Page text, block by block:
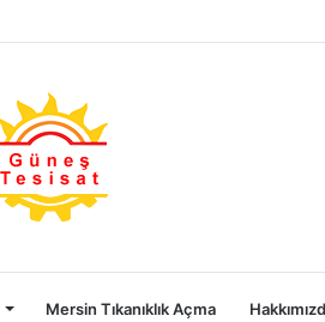
Mersin Tıkanıklık Açma